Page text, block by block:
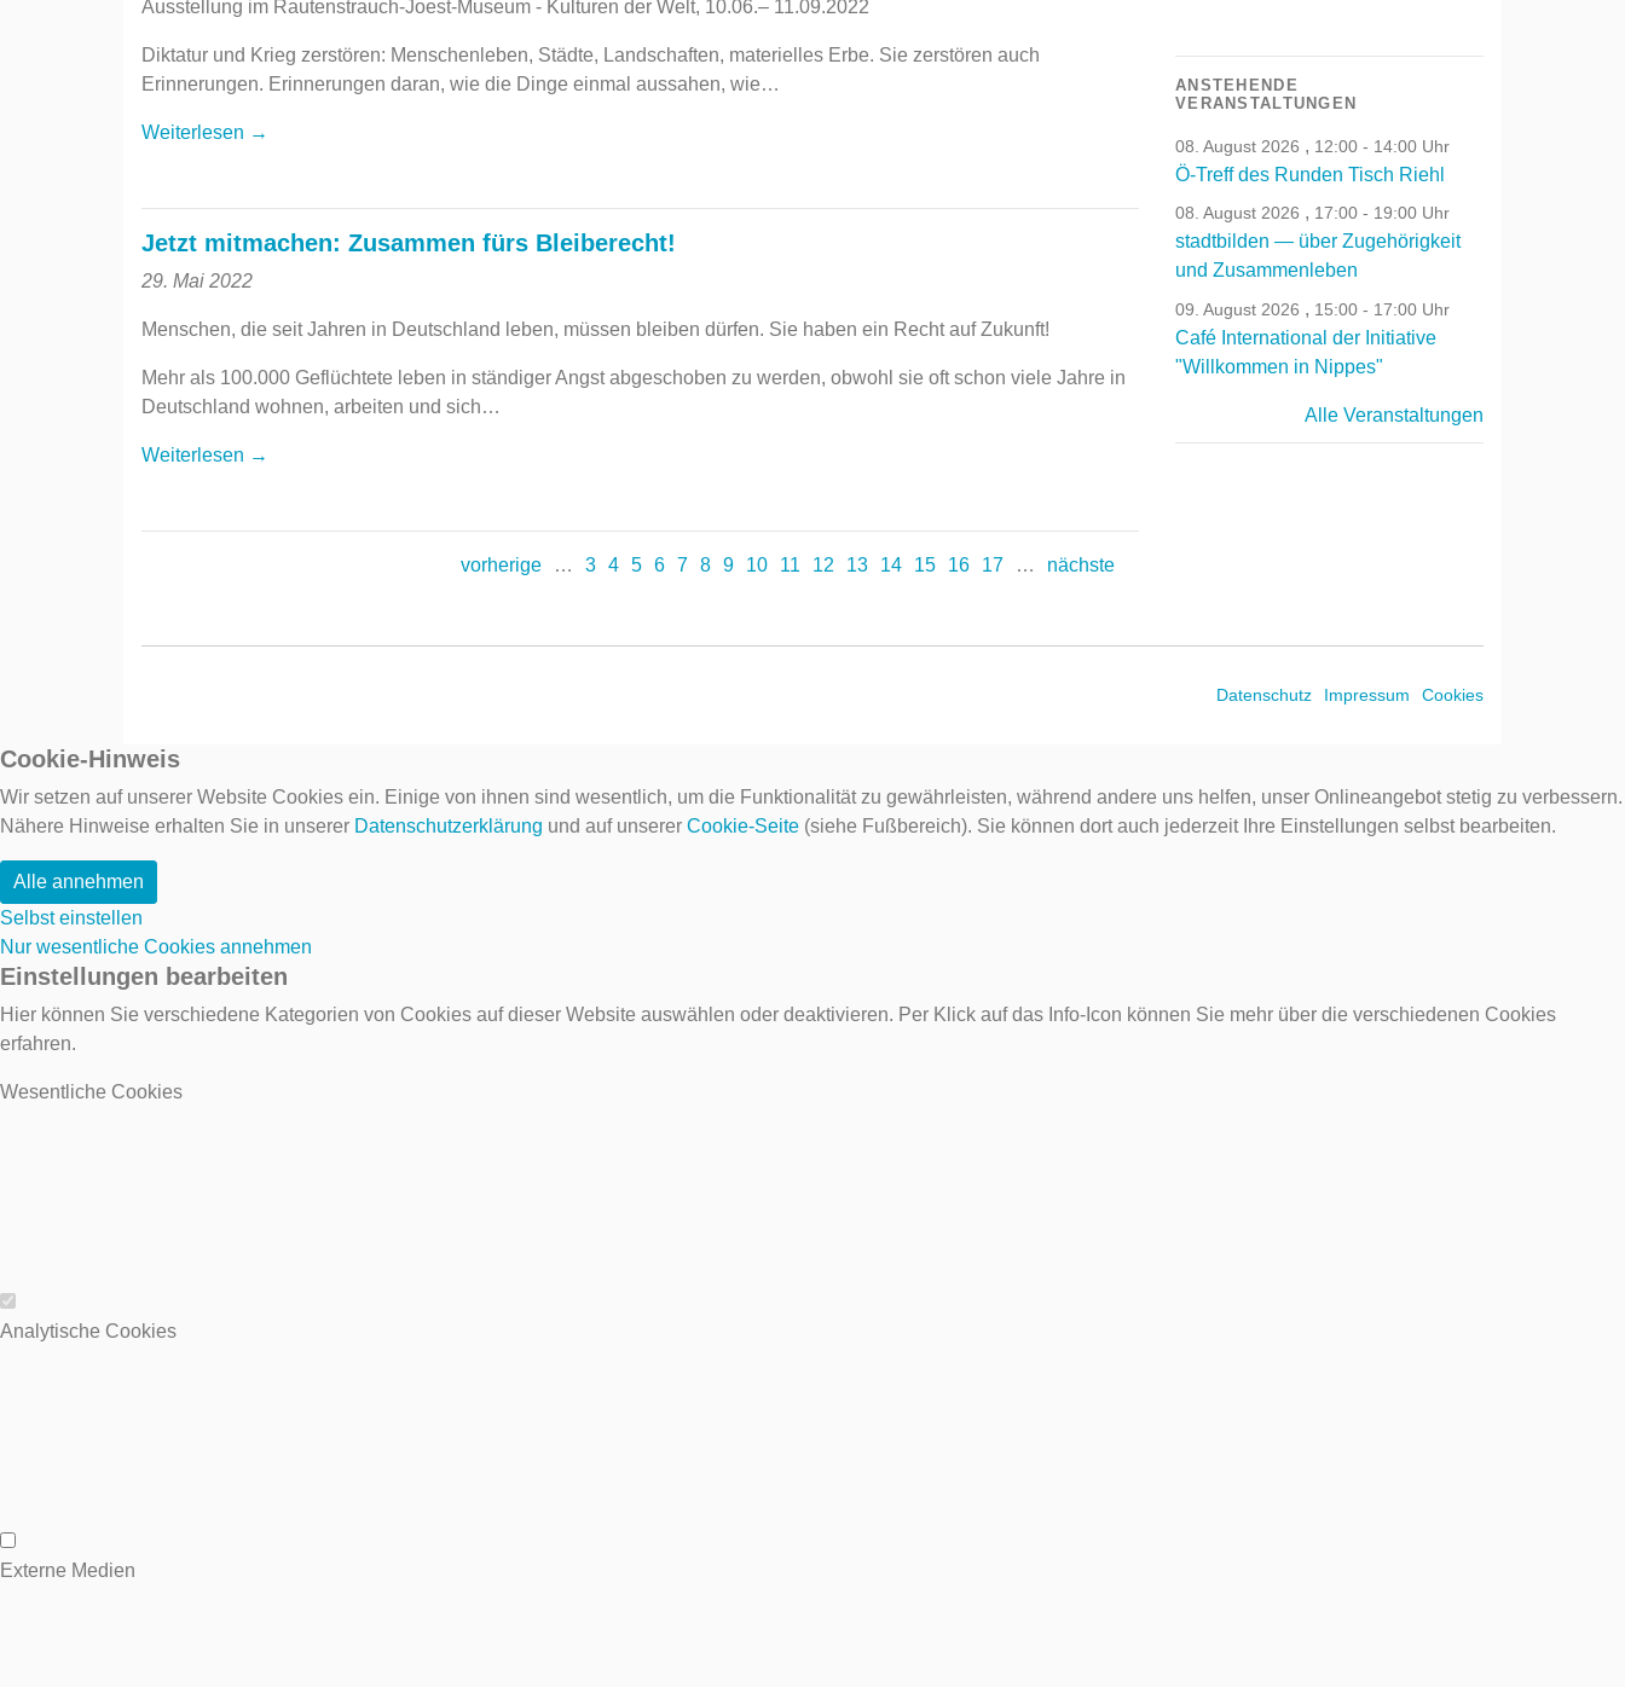
Ausstellung im Rautenstrauch-Joest-Museum - Kulturen der Welt, 10.06.– 11.09.2022
Diktatur und Krieg zerstören: Menschenleben, Städte, Landschaften, materielles Erbe. Sie zerstören auch
Erinnerungen. Erinnerungen daran, wie die Dinge einmal aussahen, wie…
Weiterlesen →
Jetzt mitmachen: Zusammen fürs Bleiberecht!
29. Mai 2022
Menschen, die seit Jahren in Deutschland leben, müssen bleiben dürfen. Sie haben ein Recht auf Zukunft!
Mehr als 100.000 Geflüchtete leben in ständiger Angst abgeschoben zu werden, obwohl sie oft schon viele Jahre in
Deutschland wohnen, arbeiten und sich…
Weiterlesen →
vorherige … 3 4 5 6 7 8 9 10 11 12 13 14 15 16 17 … nächste
ANSTEHENDE
VERANSTALTUNGEN
08. August 2026 , 12:00 - 14:00 Uhr
Ö-Treff des Runden Tisch Riehl
08. August 2026 , 17:00 - 19:00 Uhr
stadtbilden — über Zugehörigkeit
und Zusammenleben
09. August 2026 , 15:00 - 17:00 Uhr
Café International der Initiative
"Willkommen in Nippes"
Alle Veranstaltungen
Datenschutz Impressum Cookies
Cookie-Hinweis
Wir setzen auf unserer Website Cookies ein. Einige von ihnen sind wesentlich, um die Funktionalität zu gewährleisten, während andere uns helfen, unser Onlineangebot stetig zu verbessern.
Nähere Hinweise erhalten Sie in unserer Datenschutzerklärung und auf unserer Cookie-Seite (siehe Fußbereich). Sie können dort auch jederzeit Ihre Einstellungen selbst bearbeiten.
Alle annehmen
Selbst einstellen
Nur wesentliche Cookies annehmen
Einstellungen bearbeiten
Hier können Sie verschiedene Kategorien von Cookies auf dieser Website auswählen oder deaktivieren. Per Klick auf das Info-Icon können Sie mehr über die verschiedenen Cookies
erfahren.
Wesentliche Cookies
Wesentliche Cookies
Analytische Cookies
Analytische Cookies
Externe Medien